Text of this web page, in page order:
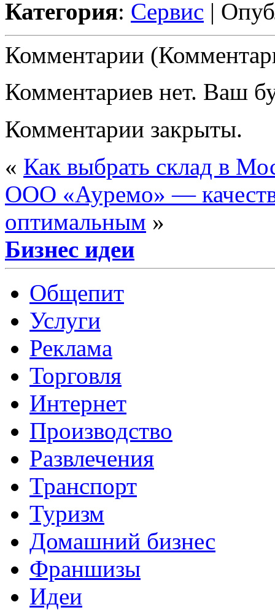
Категория: Сервис |
Комментарии
Комментариев нет. Ваш
Комментарии закрыты.
« Как выбрать склад в
ООО «Ауремо» —
оптимальным »
Бизнес идеи
Общепит
Услуги
Реклама
Торговля
Интернет
Производство
Развлечения
Транспорт
Туризм
Домашний бизнес
Франшизы
Идеи